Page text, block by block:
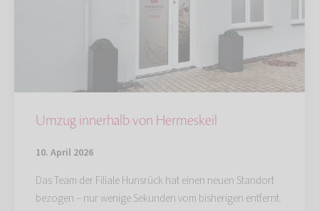
Umzug innerhalb von Hermeskeil
10. April 2026
Das Team der Filiale Hunsrück hat einen neuen Standort
bezogen – nur wenige Sekunden vom bisherigen entfernt.